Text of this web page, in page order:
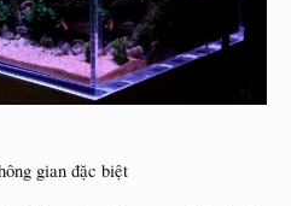
gian đặc biệt